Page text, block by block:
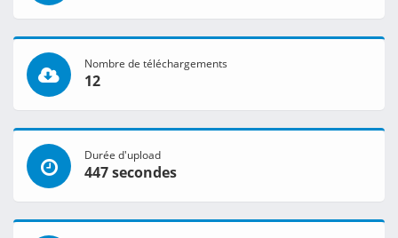
Nombre de téléchargements
12
Durée d'upload
447 secondes